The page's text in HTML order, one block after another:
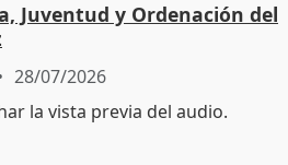
Juventud y Ordenación del
28/07/2026